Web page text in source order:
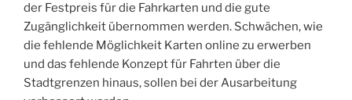
der Festpreis für die Fahrkarten und die gute
Zugänglichkeit übernommen werden. Schwächen, wie
die fehlende Möglichkeit Karten online zu erwerben
und das fehlende Konzept für Fahrten über die
Stadtgrenzen hinaus, sollen bei der Ausarbeitung